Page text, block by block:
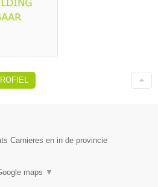
Carnieres en in de provincie
maps ▼